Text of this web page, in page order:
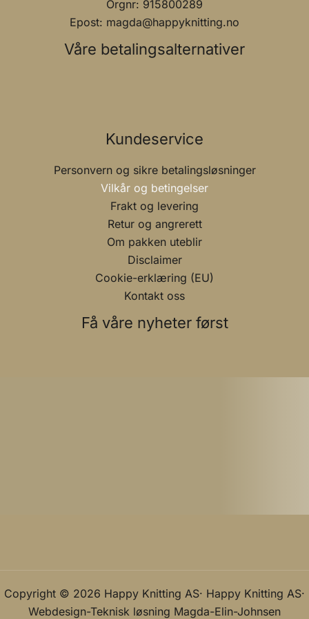
Orgnr: 915800289
Epost: magda@happyknitting.no
Våre betalingsalternativer
Kundeservice
Personvern og sikre betalingsløsninger
Vilkår og betingelser
Frakt og levering
Retur og angrerett
Om pakken uteblir
Disclaimer
Cookie-erklæring (EU)
Kontakt oss
Få våre nyheter først
Copyright © 2026 Happy Knitting AS· Happy Knitting AS·
Webdesign-Teknisk løsning Magda-Elin-Johnsen